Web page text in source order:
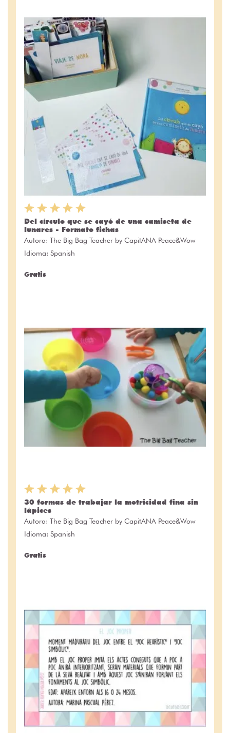
Del círculo que se cayó de una camiseta de
lunares - Formato fichas
Autora: The Big Bag Teacher by CapitANA Peace&Wow
Idioma: Spanish
Gratis
30 formas de trabajar la motricidad fina sin
lápices
Autora: The Big Bag Teacher by CapitANA Peace&Wow
Idioma: Spanish
Gratis